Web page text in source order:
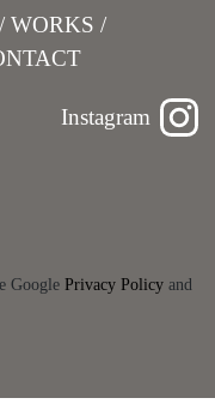
WORKS
Instagram
GooglePrivacy Policy and